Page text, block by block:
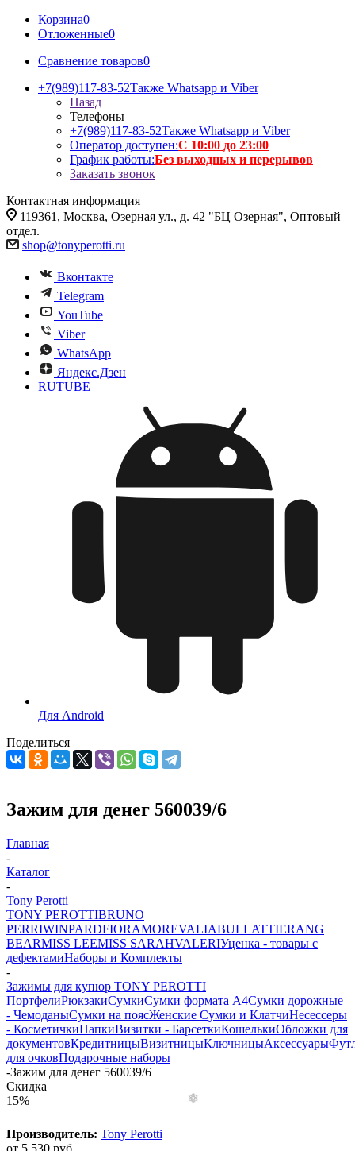
Корзина0
Отложенные0
Сравнение товаров0
+7(989)117-83-52Также Whatsapp и Viber
Назад
Телефоны
+7(989)117-83-52Также Whatsapp и Viber
Оператор доступен:С 10:00 до 23:00
График работы:Без выходных и перерывов
Заказать звонок
Контактная информация
119361, Москва, Озерная ул., д. 42 "БЦ Озерная", Оптовый
отдел.
shop@tonyperotti.ru
Вконтакте
Telegram
YouTube
Viber
WhatsApp
Яндекс.Дзен
RUTUBE
Для Android
Поделиться
Зажим для денег 560039/6
Главная
-
Каталог
-
Tony Perotti
TONY PEROTTIBRUNO
PERRIWINPARDFIORAMOREVALIABULLATTIERANG
BEARMISS LEEMISS SARAHVALERIУценка - товары с
дефектамиНаборы и Комплекты
-
Зажимы для купюр TONY PEROTTI
ПортфелиРюкзакиСумкиСумки формата А4Сумки дорожные
- ЧемоданыСумки на поясЖенские Сумки и КлатчиНесессеры
- КосметичкиПапкиВизитки - БарсеткиКошелькиОбложки для
документовКредитницыВизитницыКлючницыАксессуары
для очковПодарочные наборы
-Зажим для денег 560039/6
Скидка
15%
Производитель: Tony Perotti
от 5 530 руб